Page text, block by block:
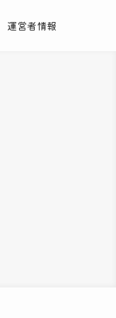
運営者情報